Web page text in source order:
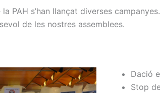
PAH s’han llançat diverses
de les nostres assemblees.
Dació
Stop